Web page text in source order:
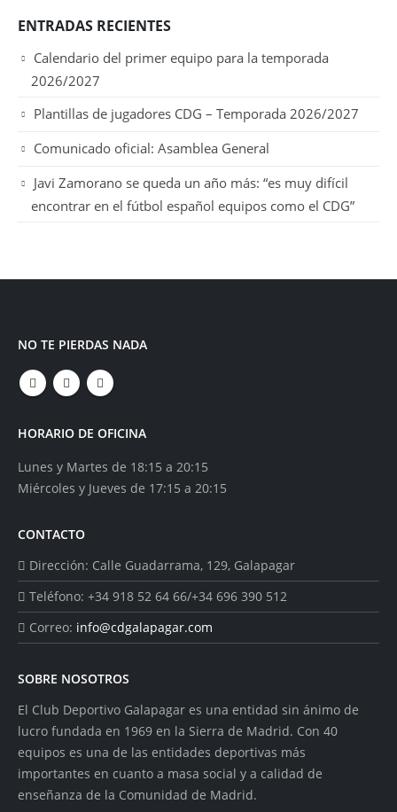
ENTRADAS RECIENTES
Calendario del primer equipo para la temporada
2026/2027
Plantillas de jugadores CDG – Temporada 2026/2027
Comunicado oficial: Asamblea General
Javi Zamorano se queda un año más: “es muy difícil
encontrar en el fútbol español equipos como el CDG”
NO TE PIERDAS NADA
HORARIO DE OFICINA
Lunes y Martes de 18:15 a 20:15
Miércoles y Jueves de 17:15 a 20:15
CONTACTO
Dirección: Calle Guadarrama, 129, Galapagar
Teléfono: +34 918 52 64 66/+34 696 390 512
Correo: info@cdgalapagar.com
SOBRE NOSOTROS
El Club Deportivo Galapagar es una entidad sin ánimo de
lucro fundada en 1969 en la Sierra de Madrid. Con 40
equipos es una de las entidades deportivas más
importantes en cuanto a masa social y a calidad de
enseñanza de la Comunidad de Madrid.